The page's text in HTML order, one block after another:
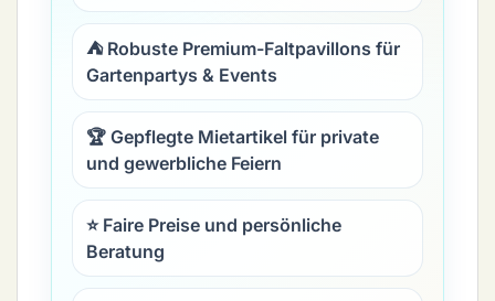
⛺ Robuste Premium-Faltpavillons für
Gartenpartys & Events
🏆 Gepflegte Mietartikel für private
und gewerbliche Feiern
⭐ Faire Preise und persönliche
Beratung